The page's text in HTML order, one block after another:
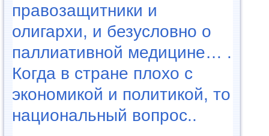
правозащитники и
олигархи, и безусловно о
паллиативной медицине… .
Когда в стране плохо с
экономикой и политикой, то
национальный вопрос..